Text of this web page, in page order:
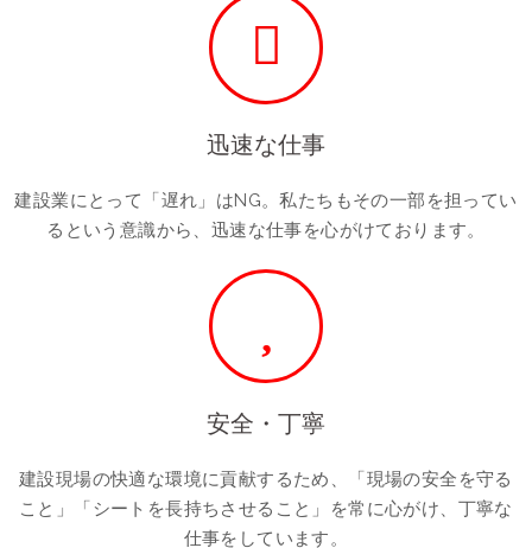
迅速な仕事
建設業にとって「遅れ」はNG。私たちもその一部を担ってい
るという意識から、迅速な仕事を心がけております。
安全・丁寧
建設現場の快適な環境に貢献するため、「現場の安全を守る
こと」「シートを長持ちさせること」を常に心がけ、丁寧な
仕事をしています。